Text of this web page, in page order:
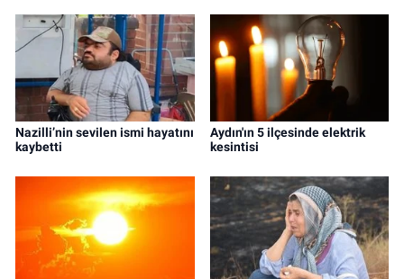
Nazilli’nin sevilen ismi hayatını
kaybetti
Aydın'ın 5 ilçesinde elektrik
kesintisi